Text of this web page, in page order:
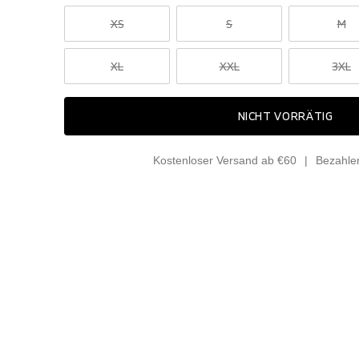
XS S M
XL XXL 3XL
NICHT VORRÄTIG
Kostenloser Versand ab €60